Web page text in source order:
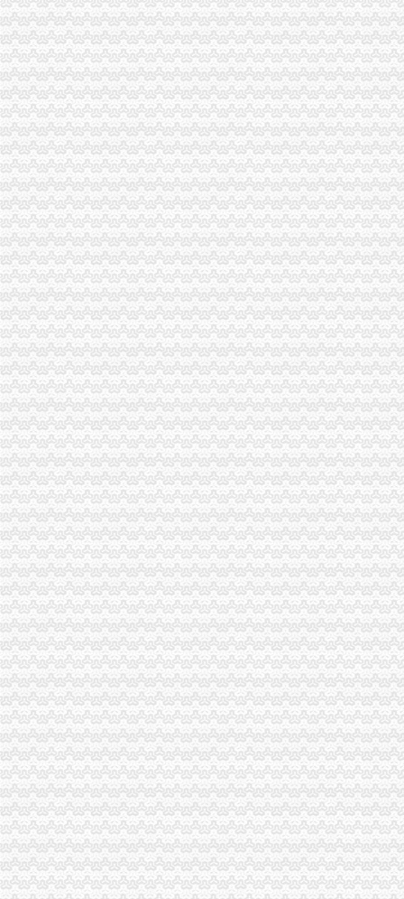
酉局李溪所“六一”一元注册公司维权与关爱并举
九龙坡局0元注册公司流程确定两年廉政文化建设目标
高新区局重庆一元注册公司第三工商所儿童食品安全专项整工作成效明显
渝北局积发挥职能做好总部经济的重庆0元注册公司招商工作
国家工商总局一元注册公司流程局长周伯华视察铜梁工商工作
巴南局免费注册公司大力开展守合同重信用单位公示活动
巫溪县实施商标励政策
江北局一元注册公司发挥工商职能多措并举服务街镇经济
黔江局重庆一元注册公司力求服务到位与企业要求对接
渝中局重庆免费注册公司较场口所为北川灾区孩子欢庆节日
丰都局开展“六一”一元注册公司儿童食品市场安全大检查
铜梁局一元注册公司流程妥善安排受地震损坏工商所办公用房
市0元注册公司流程消委会提醒市民加防范意识避免装修陷阱
忠县局一元注册公司流程李同志受国家工商总局表彰
垫江局四措施开展“六一”重庆免费注册公司儿童节市场整
巫山县人大常委会副主任朱宏祥一行到工商局重庆免费注册公司检查工作
涪陵局重庆0元注册公司切实维护全区蚕茧收购秩序
高新区局重庆0元注册公司化执法办案推进网络监管
经开区局0元注册公司化四个重点确保食品安全
九龙坡局四措并举维护良好的免费注册公司中考环境
奉节局0元注册公司部门联合保护渔业资源专项整行动见成效